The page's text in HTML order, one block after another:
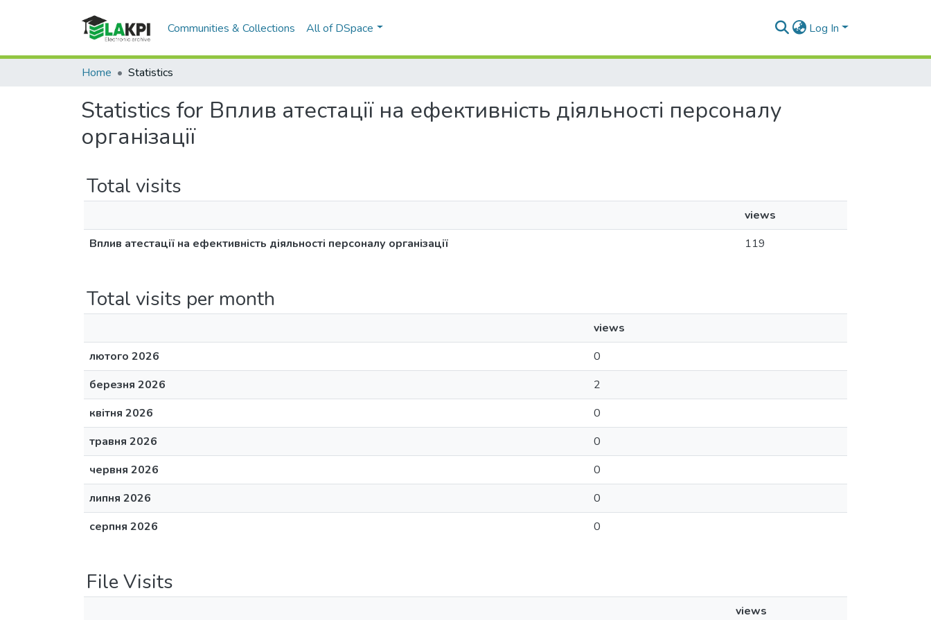
Communities & Collections All of DSpace Log In
Home Statistics
Statistics for Вплив атестації на ефективність діяльності персоналу
організації
Total visits
views
Вплив атестації на ефективність діяльності персоналу організації
119
Total visits per month
views
лютого 2026
0
березня 2026
2
квітня 2026
0
травня 2026
0
червня 2026
0
липня 2026
0
серпня 2026
0
File Visits
views